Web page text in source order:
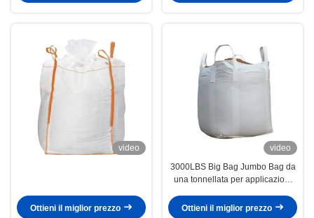
video
Ottieni il miglior prezzo
video
3000LBS Big Bag Jumbo Bag da
una tonnellata per applicazioni
Ottieni il miglior prezzo